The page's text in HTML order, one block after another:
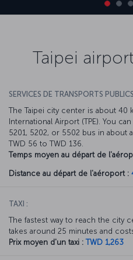
Taipei
SERVICES DE TRANSPORTS
The Taipei city center is about 40
International Airport (TPE). You
5201, 5202, or 5502 bus in about
TWD 56 to TWD 136.
Temps moyen au départ de
Distance au départ de l'aéroport :
TAXI :
The fastest way to reach the city
takes around 25 minutes and
Prix moyen d'un taxi : TWD 1,263